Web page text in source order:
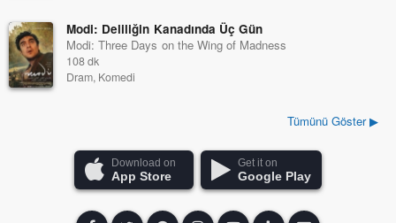
Modi: Deliliğin Kanadında Üç Gün
Modi: Three Days on the Wing of Madness
108 dk
Dram, Komedi
Tümünü Göster ▶
Download on
App Store
Get it on
Google Play